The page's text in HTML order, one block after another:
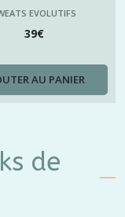
EVOLUTIFS
39€
AU PANIER
de